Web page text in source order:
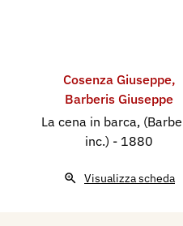
184 ill.
Cosenza Giuseppe,
Barberis Giuseppe
La cena in barca,
inc.) - 1880
Visualizza scheda